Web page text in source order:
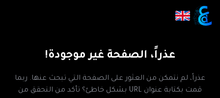
عذراً، الصفحة غير موجودة!
عذراً، لم نتمكن من العثور على الصفحة التي تبحث عنها. ربما
قمت بكتابة عنوان URL بشكل خاطئ؟ تأكد من التحقق من